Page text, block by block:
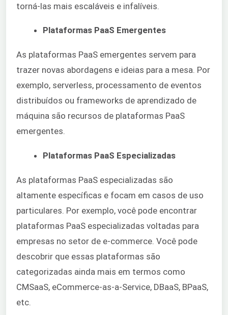
torná-las mais escaláveis e infalíveis.
Plataformas PaaS Emergentes
As plataformas PaaS emergentes servem para
trazer novas abordagens e ideias para a mesa. Por
exemplo, serverless, processamento de eventos
distribuídos ou frameworks de aprendizado de
máquina são recursos de plataformas PaaS
emergentes.
Plataformas PaaS Especializadas
As plataformas PaaS especializadas são
altamente específicas e focam em casos de uso
particulares. Por exemplo, você pode encontrar
plataformas PaaS especializadas voltadas para
empresas no setor de e-commerce. Você pode
descobrir que essas plataformas são
categorizadas ainda mais em termos como
CMSaaS, eCommerce-as-a-Service, DBaaS, BPaaS,
etc.